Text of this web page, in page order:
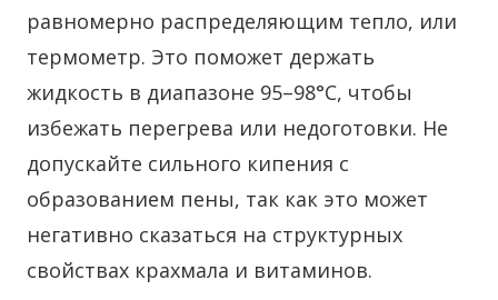
равномерно распределяющим тепло, или
термометр. Это поможет держать
жидкость в диапазоне 95–98°C, чтобы
избежать перегрева или недоготовки. Не
допускайте сильного кипения с
образованием пены, так как это может
негативно сказаться на структурных
свойствах крахмала и витаминов.